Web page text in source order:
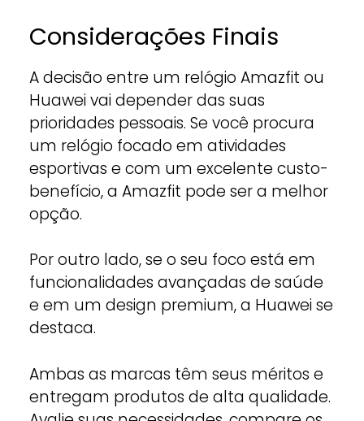
Considerações Finais
A decisão entre um relógio Amazfit ou
Huawei vai depender das suas
prioridades pessoais. Se você procura
um relógio focado em atividades
esportivas e com um excelente custo-
benefício, a Amazfit pode ser a melhor
opção.
Por outro lado, se o seu foco está em
funcionalidades avançadas de saúde
e em um design premium, a Huawei se
destaca.
Ambas as marcas têm seus méritos e
entregam produtos de alta qualidade.